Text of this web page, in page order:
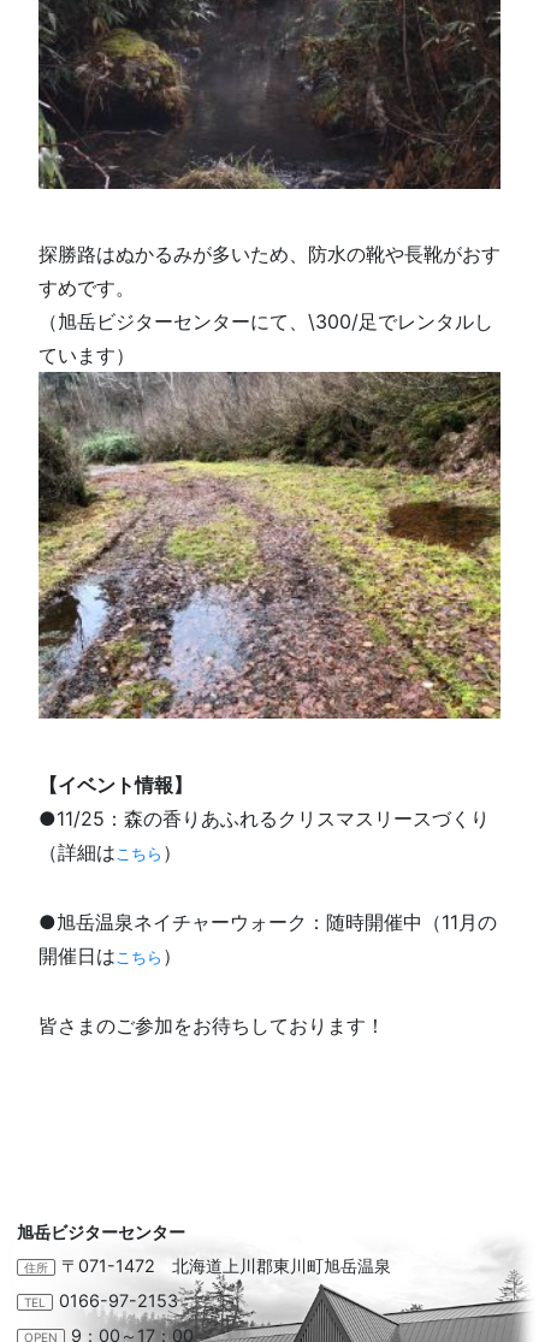
探勝路はぬかるみが多いため、防水の靴や長靴がおす
すめです。
（旭岳ビジターセンターにて、\300/足でレンタルし
ています）
【イベント情報】
●11/25：森の香りあふれるクリスマスリースづくり
（詳細はこちら ）
●旭岳温泉ネイチャーウォーク：随時開催中（11月の
開催日はこちら ）
皆さまのご参加をお待ちしております！
旭岳ビジターセンター
住所 〒071-1472 北海道上川郡東川町旭岳温泉
TEL 0166-97-2153
OPEN 9：00～17：00